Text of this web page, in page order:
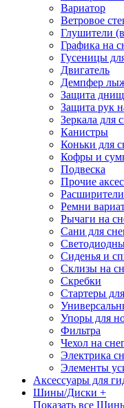
Вариатор
Ветровое
Глушители
Графика на
Гусеницы
Двигатель
Демпфер
Защита
Защита рук
Зеркала для
Канистры
Коньки для
Кофры и
Подвеска
Прочие
Ремни
Рычаги на
Сани для
Сиденья и
Склизы на
Скребки
Стартеры
Упоры для
Фильтра
Чехол на
Электрика
Элементы
Аксессуары для
Шины/Диски +
Показать все